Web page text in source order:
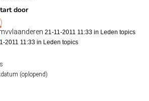
door
21-11-2011 11:33 in Leden topics
2011 11:33 in Leden topics
(oplopend)